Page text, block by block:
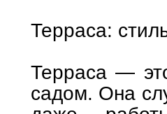
Терраса:
Терраса —
садом. Она